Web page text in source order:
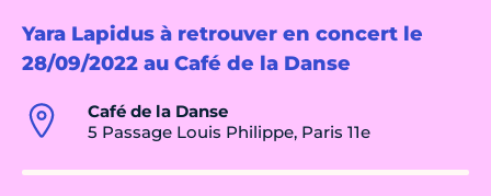
Yara Lapidus à retrouver en concert le
28/09/2022 au Café de la Danse
Café de la Danse
5 Passage Louis Philippe, Paris 11e